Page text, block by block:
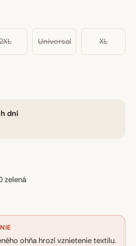
Universal XL
dní
zelená
ohňa hrozí vznietenie textilu.